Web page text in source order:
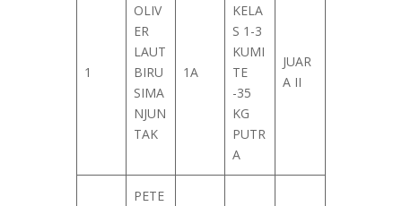
1
OLIV
ER
LAUT
BIRU
SIMA
NJUN
TAK
1A
KELA
S 1-3
KUMI
TE
-35
KG
PUTR
A
JUAR
A II
PETE